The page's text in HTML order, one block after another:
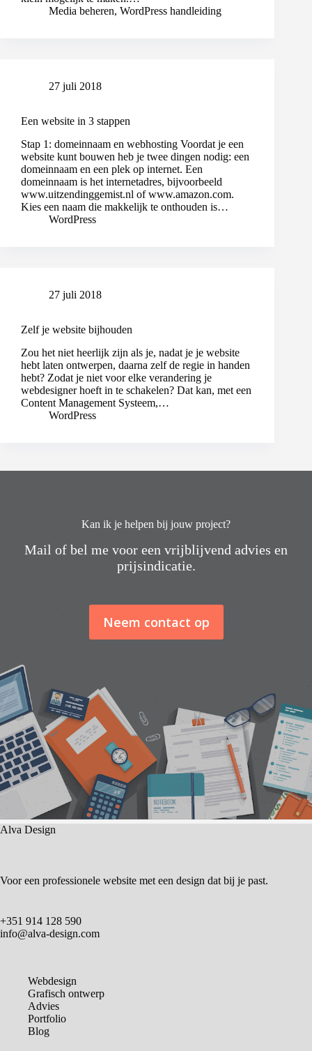
Media beheren, WordPress handleiding
27 juli 2018
Een website in 3 stappen
Stap 1: domeinnaam en webhosting Voordat je een
website kunt bouwen heb je twee dingen nodig: een
domeinnaam en een plek op internet. Een
domeinnaam is het internetadres, bijvoorbeeld
www.uitzendinggemist.nl of www.amazon.com.
Kies een naam die makkelijk te onthouden is…
WordPress
27 juli 2018
Zelf je website bijhouden
Zou het niet heerlijk zijn als je, nadat je je website
hebt laten ontwerpen, daarna zelf de regie in handen
hebt? Zodat je niet voor elke verandering je
webdesigner hoeft in te schakelen? Dat kan, met een
Content Management Systeem,…
WordPress
Kan ik je helpen bij jouw project?
Mail of bel me voor een vrijblijvend advies en
prijsindicatie.
Neem contact op
Alva Design
Voor een professionele website met een design dat bij je past.
+351 914 128 590
info@alva-design.com
Webdesign
Grafisch ontwerp
Advies
Portfolio
Blog